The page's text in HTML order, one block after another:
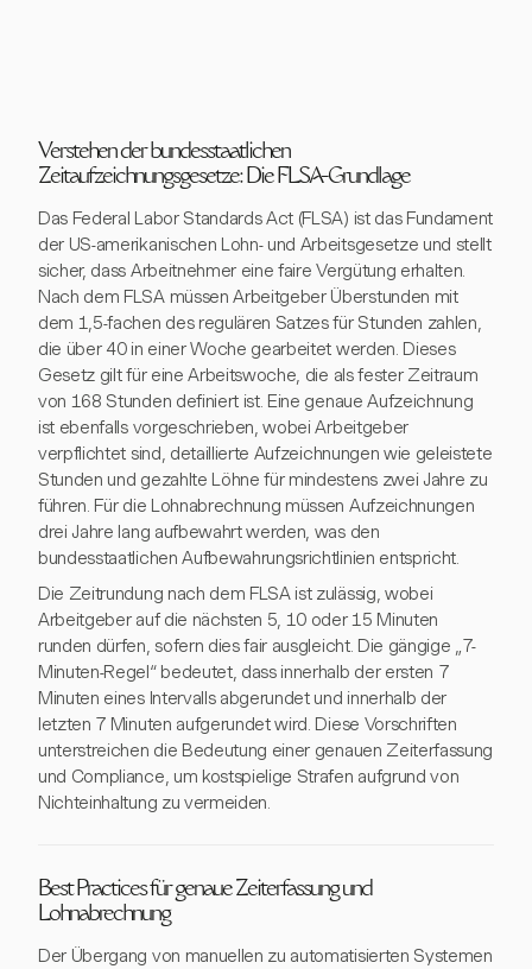
Verstehen der bundesstaatlichen
Zeitaufzeichnungsgesetze: Die FLSA-Grundlage
Das Federal Labor Standards Act (FLSA) ist das Fundament
der US-amerikanischen Lohn- und Arbeitsgesetze und stellt
sicher, dass Arbeitnehmer eine faire Vergütung erhalten.
Nach dem FLSA müssen Arbeitgeber Überstunden mit
dem 1,5-fachen des regulären Satzes für Stunden zahlen,
die über 40 in einer Woche gearbeitet werden. Dieses
Gesetz gilt für eine Arbeitswoche, die als fester Zeitraum
von 168 Stunden definiert ist. Eine genaue Aufzeichnung
ist ebenfalls vorgeschrieben, wobei Arbeitgeber
verpflichtet sind, detaillierte Aufzeichnungen wie geleistete
Stunden und gezahlte Löhne für mindestens zwei Jahre zu
führen. Für die Lohnabrechnung müssen Aufzeichnungen
drei Jahre lang aufbewahrt werden, was den
bundesstaatlichen Aufbewahrungsrichtlinien entspricht.
Die Zeitrundung nach dem FLSA ist zulässig, wobei
Arbeitgeber auf die nächsten 5, 10 oder 15 Minuten
runden dürfen, sofern dies fair ausgleicht. Die gängige „7-
Minuten-Regel“ bedeutet, dass innerhalb der ersten 7
Minuten eines Intervalls abgerundet und innerhalb der
letzten 7 Minuten aufgerundet wird. Diese Vorschriften
unterstreichen die Bedeutung einer genauen Zeiterfassung
und Compliance, um kostspielige Strafen aufgrund von
Nichteinhaltung zu vermeiden.
Best Practices für genaue Zeiterfassung und
Lohnabrechnung
Der Übergang von manuellen zu automatisierten Systemen